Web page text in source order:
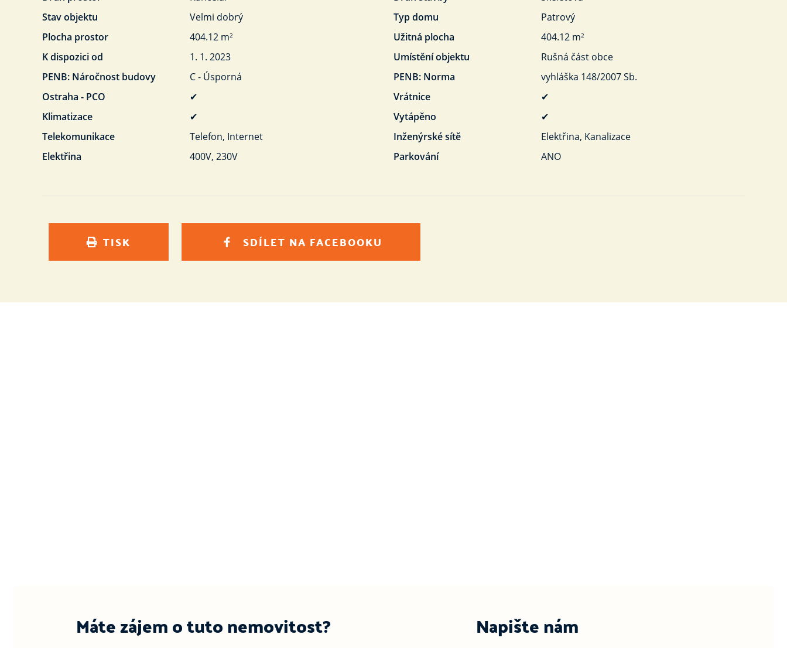
Stav objektu
Velmi dobrý Typ domu
Patrový
Plocha prostor
404.12 m2 Užitná plocha 404.12 m2
K dispozici od 1. 1. 2023 Umístění objektu
Rušná část obce
PENB: Náročnost budovy
C - Úsporná PENB: Norma
vyhláška 148/2007 Sb.
Ostraha - PCO
✔ Vrátnice
✔
Klimatizace
✔ Vytápěno
✔
Telekomunikace
Telefon, Internet Inženýrské sítě
Elektřina, Kanalizace
Elektřina
400V, 230V Parkování ANO
TISK SDÍLET NA FACEBOOKU
Máte zájem o tuto nemovitost? Napište nám